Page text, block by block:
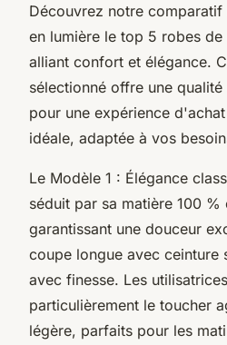
Découvrez notre
en lumière le top 5 robes
alliant confort et élégance.
sélectionné offre une
pour une expérience
idéale, adaptée à vos
Le Modèle 1 : Élégance
séduit par sa matière 100
garantissant une douceur
coupe longue avec ceinture
avec finesse. Les
particulièrement le toucher
légère, parfaits pour les